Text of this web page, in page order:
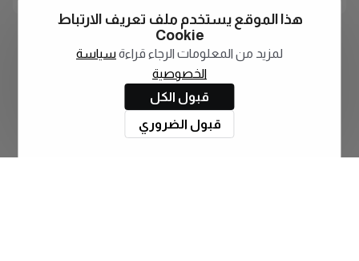
هذا الموقع يستخدم ملف تعريف الارتباط
Cookie
لمزيد من المعلومات الرجاء قراءة سياسة
الخصوصية
قبول الكل
قبول الضروري